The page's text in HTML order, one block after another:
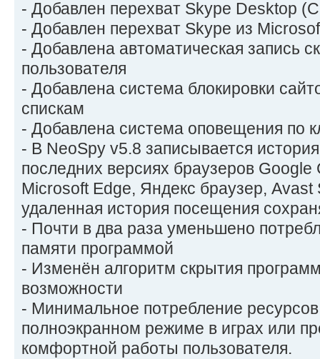
- Добавлен перехват Skype Desktop
- Добавлен перехват Skype из
- Добавлена автоматическая запись
пользователя
- Добавлена система блокировки
спискам
- Добавлена система оповещения по
- В NeoSpy v5.8 записывается
последних версиях браузеров
Microsoft Edge, Яндекс браузер,
удаленная история посещения
- Почти в два раза уменьшено
памяти программой
- Изменён алгоритм скрытия
возможности
- Минимальное потребление
полноэкранном режиме в играх или
комфортной работы пользователя.